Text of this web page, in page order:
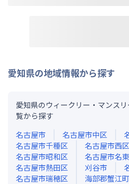
愛知県の地域情報から探す
愛知県のウィークリー・マンス
覧から探す
名古屋市
名古屋市中区
名古屋市千種区
名古屋市西区
名古屋市昭和区
名古屋市名
名古屋市熱田区
刈谷市
名古屋市瑞穂区
海部郡蟹江町